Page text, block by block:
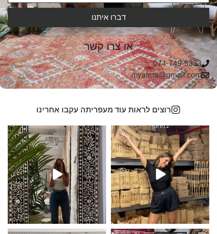
דברו איתנו
או צרו קשר
074-749-5333
myafrita@gmail.com
רוצים לראות עוד מעפריתה עקבו אחרינו
בסטורי ובצדק… שטיח נדיר